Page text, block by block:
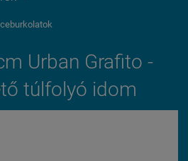
Urban Grafito -
túlfolyó idom